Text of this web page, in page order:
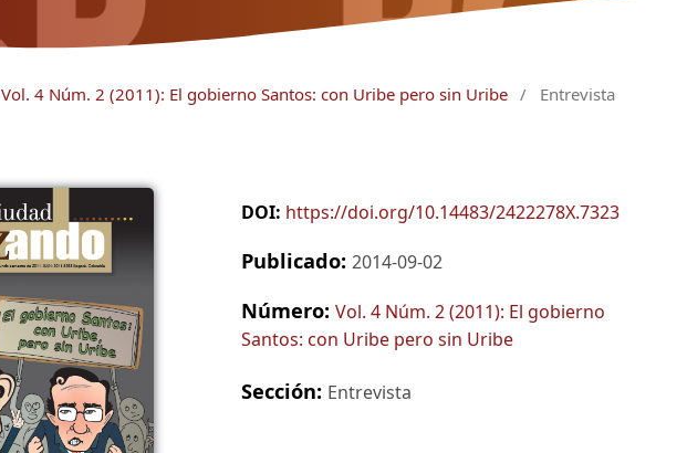
Vol. 4 Núm. 2 (2011): El gobierno Santos: con Uribe pero sin Uribe / Entrevista
DOI: https://doi.org/10.14483/2422278X.7323
Publicado: 2014-09-02
Número: Vol. 4 Núm. 2 (2011): El gobierno
Santos: con Uribe pero sin Uribe
Sección: Entrevista